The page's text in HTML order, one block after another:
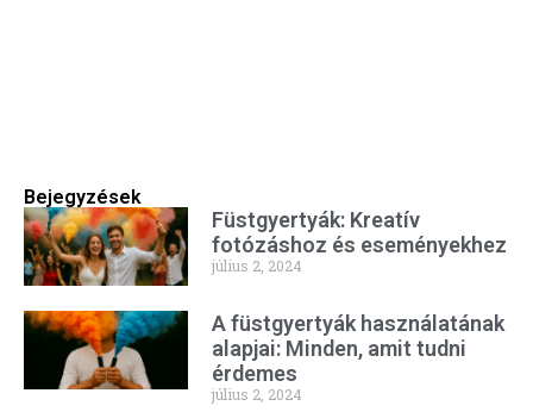
Bejegyzések
Füstgyertyák: Kreatív
fotózáshoz és eseményekhez
július 2, 2024
A füstgyertyák használatának
alapjai: Minden, amit tudni
érdemes
július 2, 2024